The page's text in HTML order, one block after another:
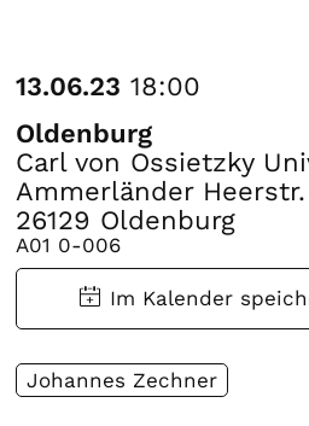
13.06.23 18:00
Oldenburg
Carl von Ossietzky
Ammerländer Heerstr.
26129 Oldenburg
A01 0-006
Johannes Zechner